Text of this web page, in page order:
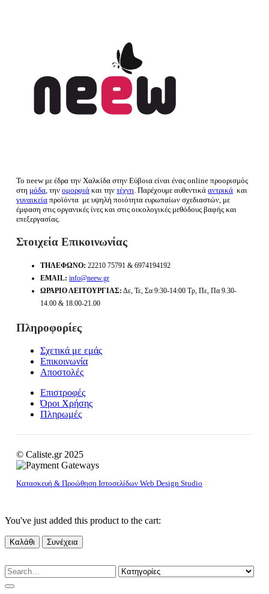
Το neew με έδρα την Xαλκίδα στην Εύβοια είναι ένας online προορισμός
στη μόδα , τηνομορφιά και τηντέχνη . Παρέχουμε αυθεντικάαντρικά και
γυναικεία προϊόντα με υψηλή ποιότητα ευρωπαίων σχεδιαστών, με
έμφαση στις οργανικές ίνες και στις οικολογικές μεθόδους βαφής και
επεξεργασίας.
Στοιχεία Επικοινωνίας
ΤΗΛΈΦΩΝΟ: 22210 75791 & 6974194192
EMAIL: info@neew.gr
ΩΡΆΡΙΟ ΛΕΙΤΟΥΡΓΊΑΣ: Δε, Τε, Σα 9:30-14:00 Τρ, Πε, Πα 9.30-
14.00 & 18.00-21.00
Πληροφορίες
Σχετικά με εμάς
Επικοινωνία
Αποστολές
Επιστροφές
Όροι Χρήσης
Πληρωμές
© Caliste.gr 2025
Κατασκευή & Προώθηση Ιστοσελίδων Web Design Studio
You've just added this product to the cart:
Καλάθι Συνέχεια